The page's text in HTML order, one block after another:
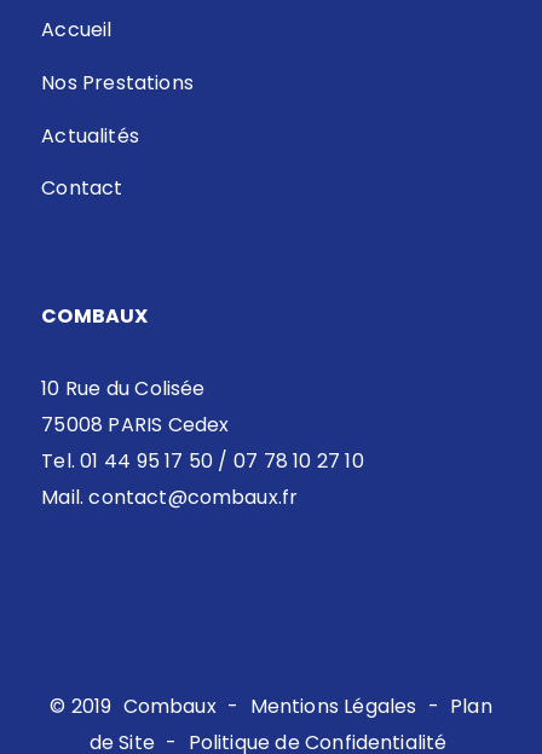
Accueil
Nos Prestations
Actualités
Contact
COMBAUX
10 Rue du Colisée
75008 PARIS Cedex
Tel. 01 44 95 17 50 / 07 78 10 27 10
Mail.contact@combaux.fr
© 2019 Combaux - Mentions Légales - Plan
de Site - Politique de Confidentialité